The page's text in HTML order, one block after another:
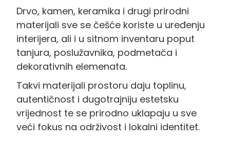
Drvo, kamen, keramika i drugi prirodni
materijali sve se češće koriste u uređenju
interijera, ali i u sitnom inventaru poput
tanjura, poslužavnika, podmetača i
dekorativnih elemenata.
Takvi materijali prostoru daju toplinu,
autentičnost i dugotrajniju estetsku
vrijednost te se prirodno uklapaju u sve
veći fokus na održivost i lokalni identitet.